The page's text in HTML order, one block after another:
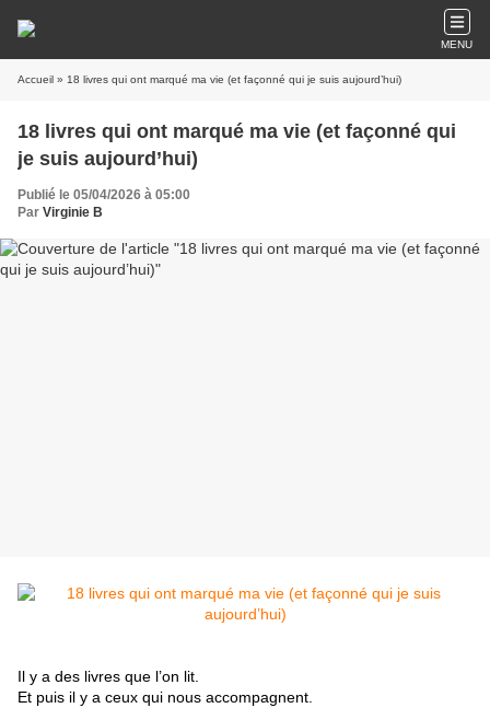
MENU
Accueil » 18 livres qui ont marqué ma vie (et façonné qui je suis aujourd’hui)
18 livres qui ont marqué ma vie (et façonné qui
je suis aujourd’hui)
Publié le 05/04/2026 à 05:00
Par Virginie B
Il y a des livres que l’on lit.
Et puis il y a ceux qui nous accompagnent.